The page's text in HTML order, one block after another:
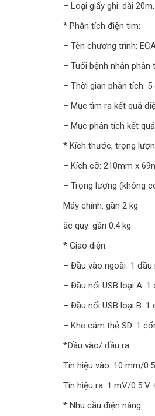
– Loại giấy ghi: dài
* Phân tích điện tim:
– Tên chương trình:
– Tuổi bệnh nhân
– Thời gian phân tích: 5
– Mục tìm ra kết quả
– Mục phân tích kết
* Kích thước, trọng
– Kích cỡ: 210mm x
– Trọng lượng (không
Máy chính: gần 2 kg
ắc quy: gần 0.4 kg
* Giao diện:
– Đầu vào ngoài 1 đầu
– Đầu nối USB loại A: 1
– Đầu nối USB loại B: 1
– Khe cắm thẻ SD: 1
*Đầu vào/ đầu ra:
Tín hiệu vào: 10 mm/
Tín hiệu ra: 1 mV/0.5 V
* Nhu cầu điện năng: